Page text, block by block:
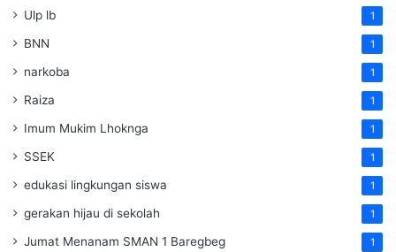
Ulp lb 1
BNN 1
narkoba 1
Raiza 1
Imum Mukim Lhoknga 1
SSEK 1
edukasi lingkungan siswa 1
gerakan hijau di sekolah 1
Jumat Menanam SMAN 1 Baregbeg 1